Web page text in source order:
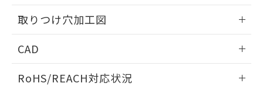
取りつけ穴加工図
CAD
ドすることができます。
RoHS/REACH対応状況
していることから、特段のことがない限
り、2022年1月12日より割愛しておりま
す。